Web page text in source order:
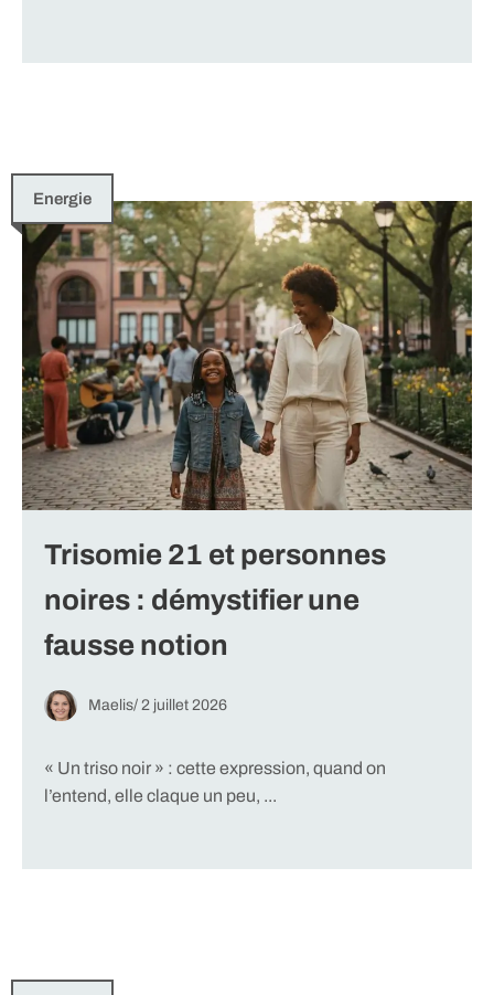
Energie
Trisomie 21 et personnes
noires : démystifier une
fausse notion
Maelis/ 2 juillet 2026
« Un triso noir » : cette expression, quand on
l’entend, elle claque un peu, ...